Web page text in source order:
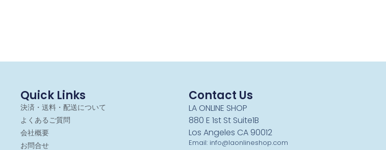
Quick Links
決済・送料・配送について
よくあるご質問
会社概要
お問合せ
Contact Us
LA ONLINE SHOP
880 E 1st St Suite1B
Los Angeles CA 90012
Email: info@laonlineshop.com